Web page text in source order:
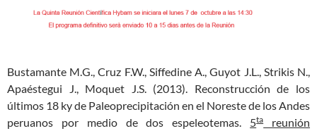
Bustamante M.G., Cruz F.W., Siffedine A., Guyot J.L., Strikis N.,
Apaéstegui J., Moquet J.S. (2013). Reconstrucción de los
últimos 18 ky de Paleoprecipitación en el Noreste de los Andes
peruanos por medio de dos espeleotemas. 5tareunión